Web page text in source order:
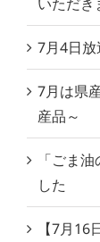
7月4日
7月は県
産品～
「ごま
した
【7月